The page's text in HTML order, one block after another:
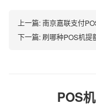
上一篇:南京嘉联支付
下一篇:刷哪种POS机提
POS